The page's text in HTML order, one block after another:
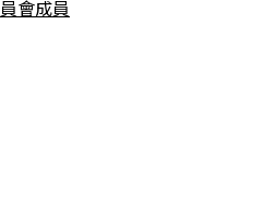
會成員